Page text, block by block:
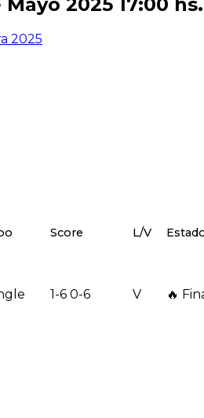
2025
Score L/V
1-6 0-6 V 🔥